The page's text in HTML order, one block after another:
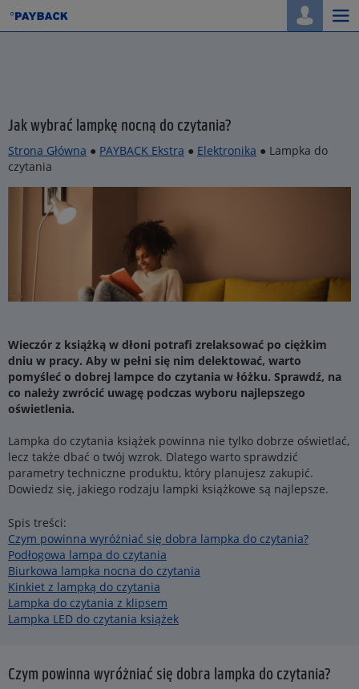
Jak wybrać lampkę nocną do czytania?
Strona Główna ● PAYBACK Ekstra ● Elektronika ● Lampka do
czytania
Wieczór z książką w dłoni potrafi zrelaksować po ciężkim
dniu w pracy. Aby w pełni się nim delektować, warto
pomyśleć o dobrej lampce do czytania w łóżku. Sprawdź, na
co należy zwrócić uwagę podczas wyboru najlepszego
oświetlenia.
Lampka do czytania książek powinna nie tylko dobrze oświetlać,
lecz także dbać o twój wzrok. Dlatego warto sprawdzić
parametry techniczne produktu, który planujesz zakupić.
Dowiedz się, jakiego rodzaju lampki książkowe są najlepsze.
Spis treści:
Czym powinna wyróżniać się dobra lampka do czytania?
Podłogowa lampa do czytania
Biurkowa lampka nocna do czytania
Kinkiet z lampką do czytania
Lampka do czytania z klipsem
Lampka LED do czytania książek
Czym powinna wyróżniać się dobra lampka do czytania?